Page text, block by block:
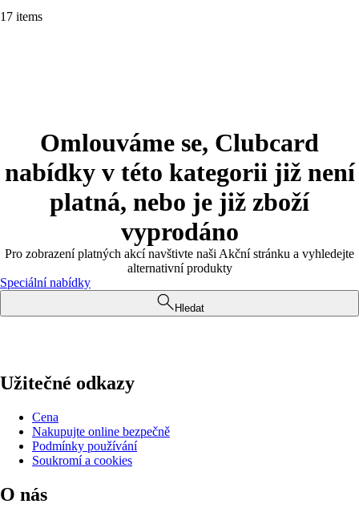
17 items
Omlouváme se, Clubcard
nabídky v této kategorii již není
platná, nebo je již zboží
vyprodáno
Pro zobrazení platných akcí navštivte naši Akční stránku a vyhledejte
alternativní produkty
Speciální nabídky
Hledat
Užitečné odkazy
Cena
Nakupujte online bezpečně
Podmínky používání
Soukromí a cookies
O nás